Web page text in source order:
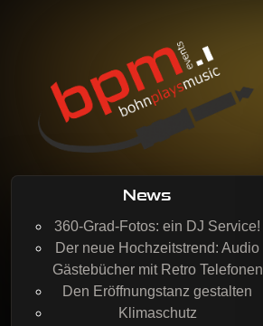
News
360-Grad-Fotos: ein DJ Service!
Der neue Hochzeitstrend: Audio
Gästebücher mit Retro Telefonen
Den Eröffnungstanz gestalten
Klimaschutz